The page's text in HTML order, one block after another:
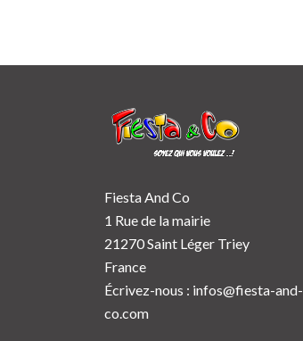
Fiesta And Co
1 Rue de la mairie
21270 Saint Léger Triey
France
Écrivez-nous : infos@fiesta-and-
co.com